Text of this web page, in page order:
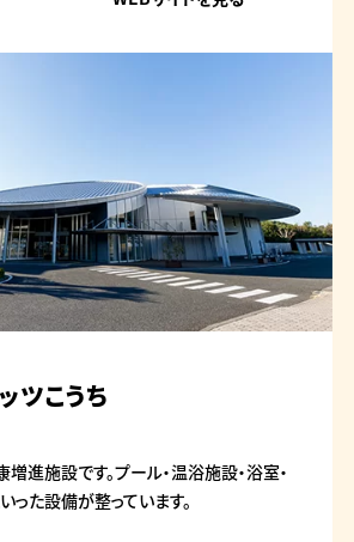
ツこうち
進施設です。プール・温浴施設・浴室・
った設備が整っています。